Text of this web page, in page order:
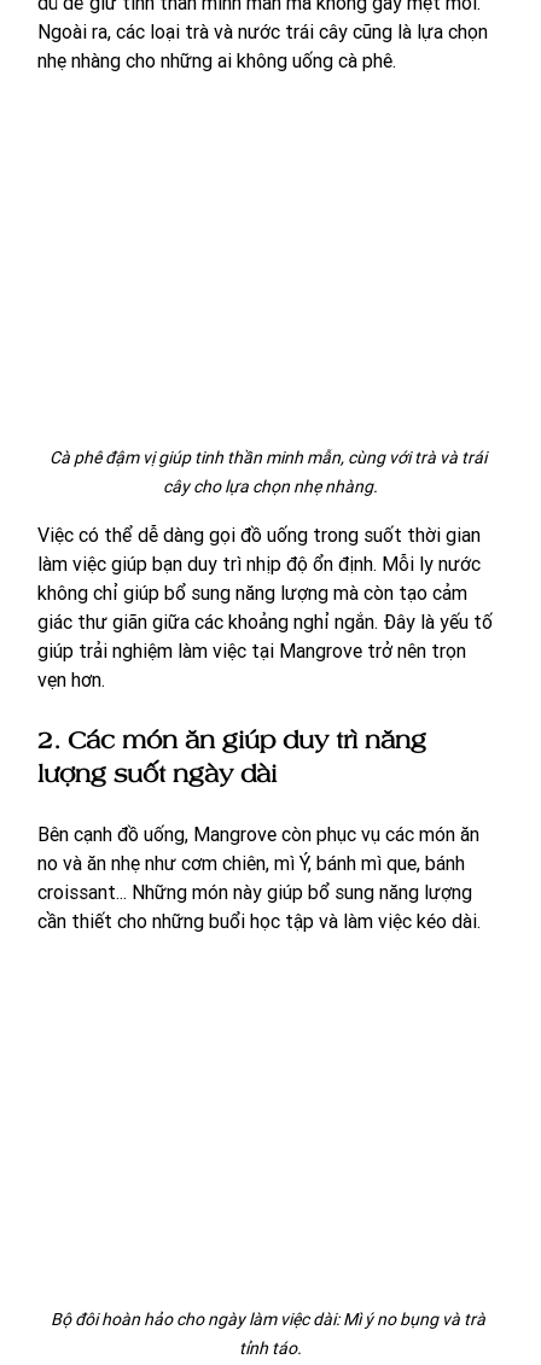
Ngoài ra, các loại trà và nước trái cây cũng là lựa chọn
nhẹ nhàng cho những ai không uống cà phê.
Cà phê đậm vị giúp tinh thần minh mẫn, cùng với trà và trái
cây cho lựa chọn nhẹ nhàng.
Việc có thể dễ dàng gọi đồ uống trong suốt thời gian
làm việc giúp bạn duy trì nhịp độ ổn định. Mỗi ly nước
không chỉ giúp bổ sung năng lượng mà còn tạo cảm
giác thư giãn giữa các khoảng nghỉ ngắn. Đây là yếu tố
giúp trải nghiệm làm việc tại Mangrove trở nên trọn
vẹn hơn.
2. Các món ăn giúp duy trì năng
lượng suốt ngày dài
Bên cạnh đồ uống, Mangrove còn phục vụ các món ăn
no và ăn nhẹ như cơm chiên, mì Ý, bánh mì que, bánh
croissant... Những món này giúp bổ sung năng lượng
cần thiết cho những buổi học tập và làm việc kéo dài.
Bộ đôi hoàn hảo cho ngày làm việc dài: Mì ý no bụng và trà
tỉnh táo.